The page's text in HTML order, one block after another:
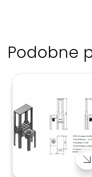
Podobne